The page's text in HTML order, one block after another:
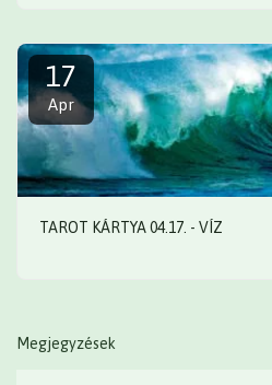
17
Apr
TAROT KÁRTYA 04.17. - VÍZ
Megjegyzések